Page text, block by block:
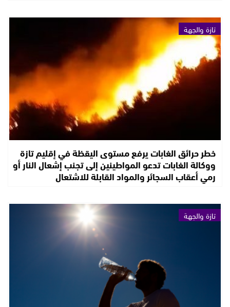
تازة والجهة
خطر حرائق الغابات يرفع مستوى اليقظة في إقليم تازة
ووكالة الغابات تدعو المواطينين إلى تجنب إشعال النار أو
رمي أعقاب السجائر والمواد القابلة للاشتعال
تازة والجهة